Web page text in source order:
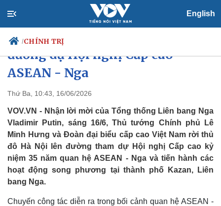
English
/CHÍNH TRỊ
Chính trị
Tổ chức nhân sự
Quốc hội
Nhận diện sự thật
Tin 24h
Dự báo thời tiết
Giáo dục
Dấu ấn VOV
Việc làm
Biển đảo
Thủ tướng Lê Minh Hưng lên
đường dự Hội nghị Cấp cao
ASEAN - Nga
Thứ Ba, 10:43, 16/06/2026
VOV.VN - Nhận lời mời của Tổng thống Liên bang Nga
Vladimir Putin, sáng 16/6, Thủ tướng Chính phủ Lê
Minh Hưng và Đoàn đại biểu cấp cao Việt Nam rời thủ
đô Hà Nội lên đường tham dự Hội nghị Cấp cao kỷ
niệm 35 năm quan hệ ASEAN - Nga và tiến hành các
hoạt động song phương tại thành phố Kazan, Liên
bang Nga.
Chuyến công tác diễn ra trong bối cảnh quan hệ ASEAN -